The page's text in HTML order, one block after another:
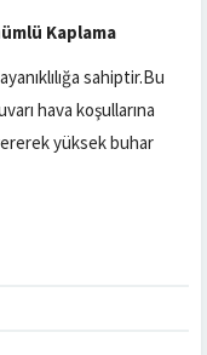
Kaplama
sahiptir.Bu
hava koşullarına
yüksek buhar